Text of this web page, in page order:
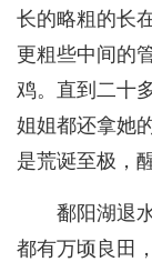
长的略粗的长
更粗些中间的
鸡。直到二十
姐姐都还拿她
是荒诞至极，
鄱阳湖退
都有万顷良田